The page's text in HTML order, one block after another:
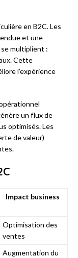
en B2C. Les
et une
multiplient :
Cette
l’expérience
un flux de
optimisés. Les
de valeur)
Impact business
Optimisation des
ventes
Augmentation du